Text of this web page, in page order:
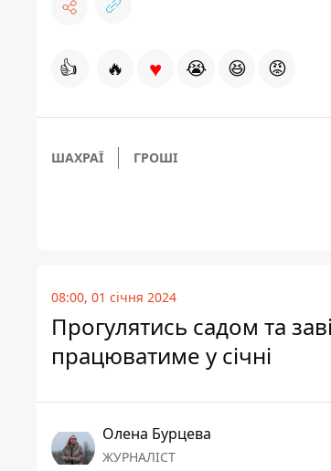
👍 🔥 ♥ 😭 😆 😡
ШАХРАЇ ГРОШІ
08:00, 01 січня 2024
Прогулятись садом та
працюватиме у січні
Олена Бурцева
ЖУРНАЛІСТ